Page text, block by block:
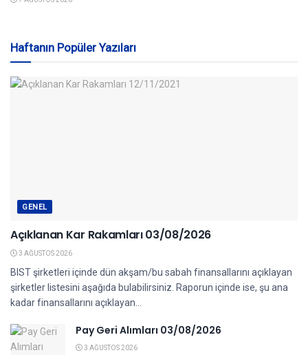
Haftanın Popüler Yazıları
GENEL
Açıklanan Kar Rakamları 03/08/2026
3 AĞUSTOS 2026
BIST şirketleri içinde dün akşam/bu sabah finansallarını açıklayan
şirketler listesini aşağıda bulabilirsiniz. Raporun içinde ise, şu ana
kadar finansallarını açıklayan...
Pay Geri Alımları 03/08/2026
3 AĞUSTOS 2026